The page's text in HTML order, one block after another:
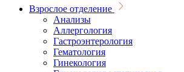
Взрослое отделение
Анализы
Аллергология
Гастроэнтерология
Гематология
Гинекология